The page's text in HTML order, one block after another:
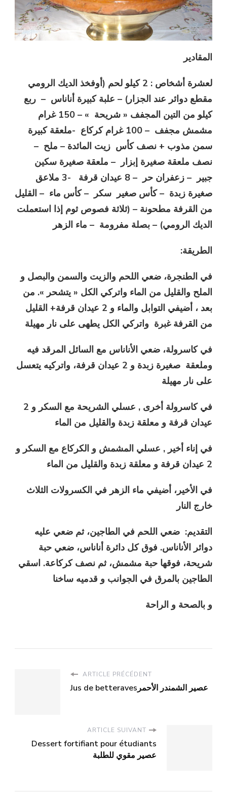
المقادير
لعشرة أشخاص : 2 كيلو لحم (أوفخذ الديك الرومي
مقطع دوائر عند الجزار) – علبة كبيرة أناناس – ربع
كيلو من التين المجفف « شريحة » – 150 غرام
مشمش مجفف – 100 غرام كركاع -ملعقة كبيرة
سمن مذوب + نصف كأس زيت المائدة – ملح –
نصف ملعقة صغيرة إبزار – ملعقة صغيرة سكين
جبير – زعفران حر – 8 عيدان قرفة -3 ملاعق
صغيرة زبدة – كأس صغير سكر – كأس ماء – القليل
من القرفة مطحونة – (ثلاثة فصوص ثوم إذا استعملت
الديك الرومي) – بصلة مفرومة – ماء الزهر
:الطريقة
في الطنجرة، ضعي اللحم والزيت والسمن والبصل و
الملح والقليل من الماء واتركي الكل « يتشحر ». من
بعد ، أضيفي التوابل والماء و 2 عيدان قرفة+ القليل
من القرفة غبرة واتركي الكل يطهى على نار مهيلة
في كاسرولة، ضعي الأناناس مع السائل المرقد فيه
وملعقة صغيرة زبدة و 2 عيدان قرفة، واتركيه يتعسل
على نار مهيلة
في كاسرولة أخرى , عسلي الشريحة مع السكر و 2
عيدان قرفة و معلقة زبدة والقليل من الماء
في إناء أخير , عسلي المشمش و الكركاع مع السكر و
2 عيدان قرفة و معلقة زبدة والقليل من الماء
في الأخير، أضيفي ماء الزهر في الكسرولات الثلاث
خارج النار
التقديم: ضعي اللحم في الطاجين، ثم ضعي عليه
دوائر الأناناس. فوق كل دائرة أناناس، ضعي حبة
شريحة، فوقها حبة مشمش، ثم نصف كركاعة. اسقي
الطاجين بالمرق في الجوانب و قدميه ساخنا
و بالصحة و الراحة
ARTICLE PRÉCÉDENT
Jus de betteravesعصير الشمندر الأحمر
ARTICLE SUIVANT
Dessert fortifiant pour étudiants
عصير مقوي للطلبة